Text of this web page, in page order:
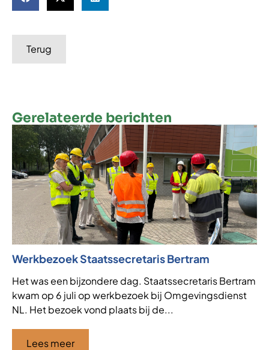
Terug
Gerelateerde berichten
Werkbezoek Staatssecretaris Bertram
Het was een bijzondere dag. Staatssecretaris Bertram
kwam op 6 juli op werkbezoek bij Omgevingsdienst
NL. Het bezoek vond plaats bij de...
Lees meer